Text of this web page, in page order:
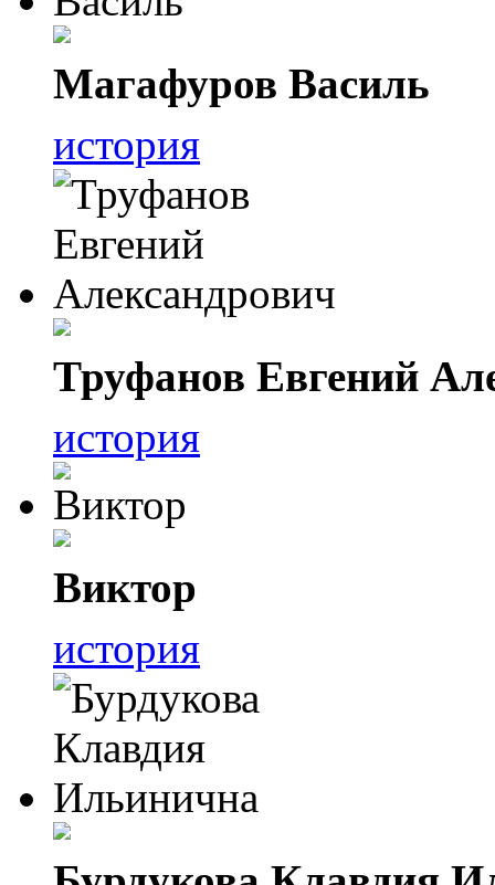
Магафуров Василь
история
Труфанов Евгений
история
Виктор
история